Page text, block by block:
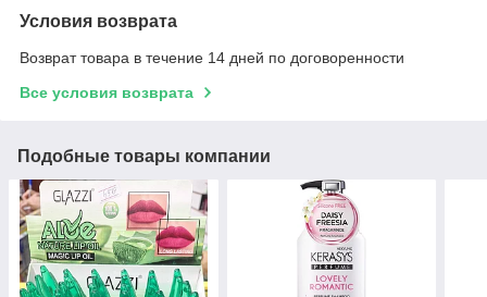
Условия возврата
Возврат товара в течение 14 дней по договоренности
Все условия возврата
Подобные товары компании